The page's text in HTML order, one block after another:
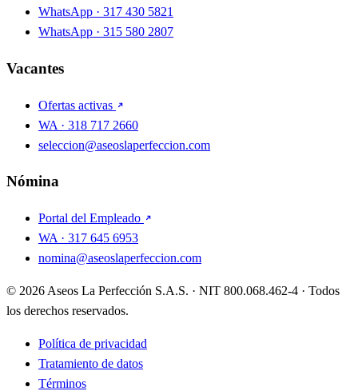
WhatsApp · 317 430 5821
WhatsApp · 315 580 2807
Vacantes
Ofertas activas
WA · 318 717 2660
seleccion@aseoslaperfeccion.com
Nómina
Portal del Empleado
WA · 317 645 6953
nomina@aseoslaperfeccion.com
© 2026 Aseos La Perfección S.A.S. · NIT 800.068.462-4 · Todos
los derechos reservados.
Política de privacidad
Tratamiento de datos
Términos